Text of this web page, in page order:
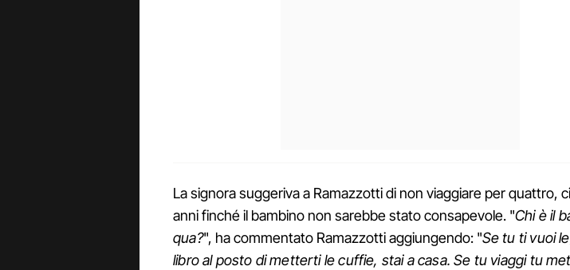
La signora suggeriva a Ramazzotti di non viaggiare per quattro,
anni finché il bambino non sarebbe stato consapevole. "Chi è il
qua?", ha commentato Ramazzotti aggiungendo: "Se tu ti vuoi
libro al posto di metterti le cuffie, stai a casa. Se tu viaggi tu